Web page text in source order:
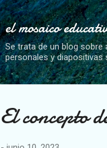
el mosaico
Se trata de un blog
personales y
El concepto